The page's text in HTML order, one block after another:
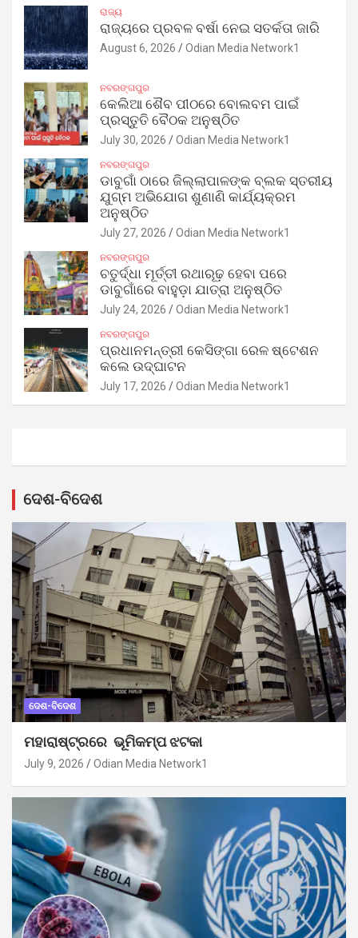
ରାଜ୍ୟ
ରାଜ୍ୟରେ ପ୍ରବଳ ବର୍ଷା ନେଇ ସତର୍କତା ଜାରି
August 6, 2026 Odian Media Network1
ନବରଙ୍ଗପୁର
କେଲିଆ ଶୈବ ପୀଠରେ ବୋଲବମ ପାଇଁ
ପ୍ରସ୍ତୁତି ବୈଠକ ଅନୁଷ୍ଠିତ
July 30, 2026 Odian Media Network1
ନବରଙ୍ଗପୁର
ଡାବୁଗାଁ ଠାରେ ଜିଲ୍ଲାପାଳଙ୍କ ବ୍ଲକ ସ୍ତରୀୟ
ଯୁଗ୍ମ ଅଭିଯୋଗ ଶୁଣାଣି କାର୍ଯ୍ୟକ୍ରମ
ଅନୁଷ୍ଠିତ
July 27, 2026 Odian Media Network1
ନବରଙ୍ଗପୁର
ଚତୁର୍ଦ୍ଧା ମୂର୍ତ୍ତୀ ରଥାରୂଢ଼ ହେବା ପରେ
ଡାବୁଗାଁରେ ବାହୁଡ଼ା ଯାତ୍ରା ଅନୁଷ୍ଠିତ
July 24, 2026 Odian Media Network1
ନବରଙ୍ଗପୁର
ପ୍ରଧାନମନ୍ତ୍ରୀ କେସିଙ୍ଗା ରେଳ ଷ୍ଟେଶନ
କଲେ ଉଦ୍‌ଘାଟନ
July 17, 2026 Odian Media Network1
ଦେଶ-ବିଦେଶ
ଦେଶ-ବିଦେଶ
ମହାରାଷ୍ଟ୍ରରେ ଭୂମିକମ୍ପ ଝଟକା
July 9, 2026 Odian Media Network1